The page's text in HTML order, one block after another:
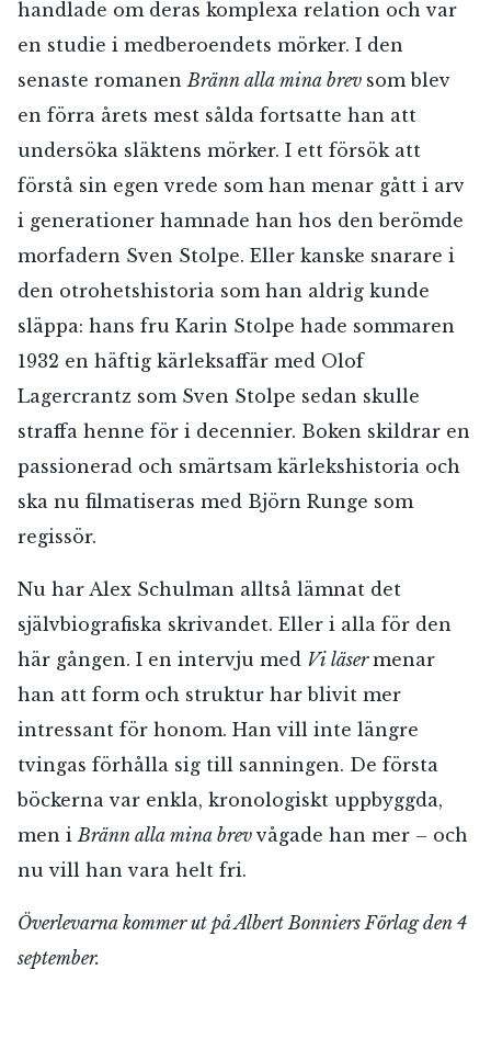
handlade om deras komplexa relation och var
en studie i medberoendets mörker. I den
senaste romanenBränn alla mina brev som blev
en förra årets mest sålda fortsatte han att
undersöka släktens mörker. I ett försök att
förstå sin egen vrede som han menar gått i arv
i generationer hamnade han hos den berömde
morfadern Sven Stolpe. Eller kanske snarare i
den otrohetshistoria som han aldrig kunde
släppa: hans fru Karin Stolpe hade sommaren
1932 en häftig kärleksaffär med Olof
Lagercrantz som Sven Stolpe sedan skulle
straffa henne för i decennier. Boken skildrar en
passionerad och smärtsam kärlekshistoria och
ska nu filmatiseras med Björn Runge som
regissör.
Nu har Alex Schulman alltså lämnat det
självbiografiska skrivandet. Eller i alla för den
här gången. I en intervju med Vi läsermenar
han att form och struktur har blivit mer
intressant för honom. Han vill inte längre
tvingas förhålla sig till sanningen. De första
böckerna var enkla, kronologiskt uppbyggda,
men iBränn alla mina brevvågade han mer – och
nu vill han vara helt fri.
Överlevarna kommer ut på Albert Bonniers Förlag den 4
september.